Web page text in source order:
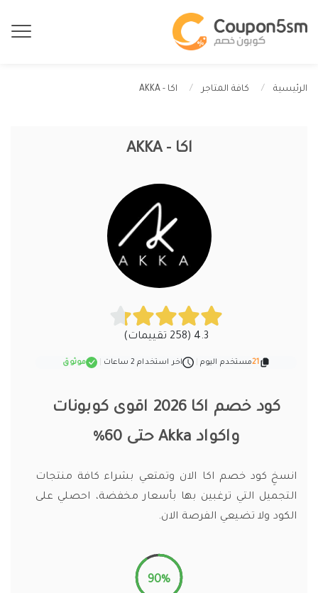
الرئيسية كافة المتاجر اكا - AKKA
اكا - AKKA
4.3 (258 تقييمات)
21مستخدم اليوم اخر استخدام 2 ساعات موثوق
كود خصم اكا 2026 اقوى كوبونات
واكواد Akka حتى 60%
انسخِ كود خصم اكا الان وتمتعي بشراء كافة منتجات
التجميل التي ترغبين بها بأسعار مخفضة، احصلي على
الكود ولا تضيعي الفرصة الان.
90%